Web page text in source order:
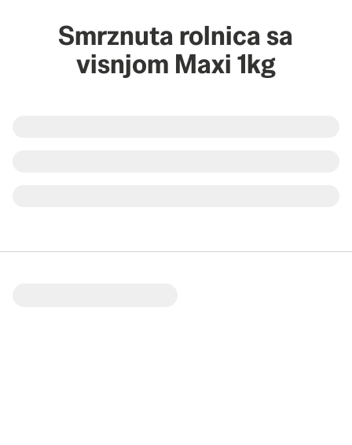
Smrznuta rolnica sa
visnjom Maxi 1kg